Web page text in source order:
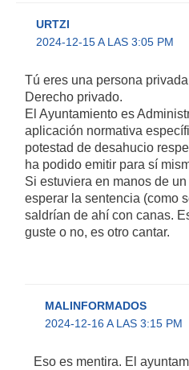
URTZI
2024-12-15 A LAS 3:05 PM
Tú eres una persona
Derecho privado.
El Ayuntamiento es
aplicación normativa
potestad de desahucio
ha podido emitir para sí
Si estuviera en manos de
esperar la sentencia (como
saldrían de ahí con canas.
guste o no, es otro cantar.
MALINFORMADOS
2024-12-16 A LAS 3:15 PM
Eso es mentira. El